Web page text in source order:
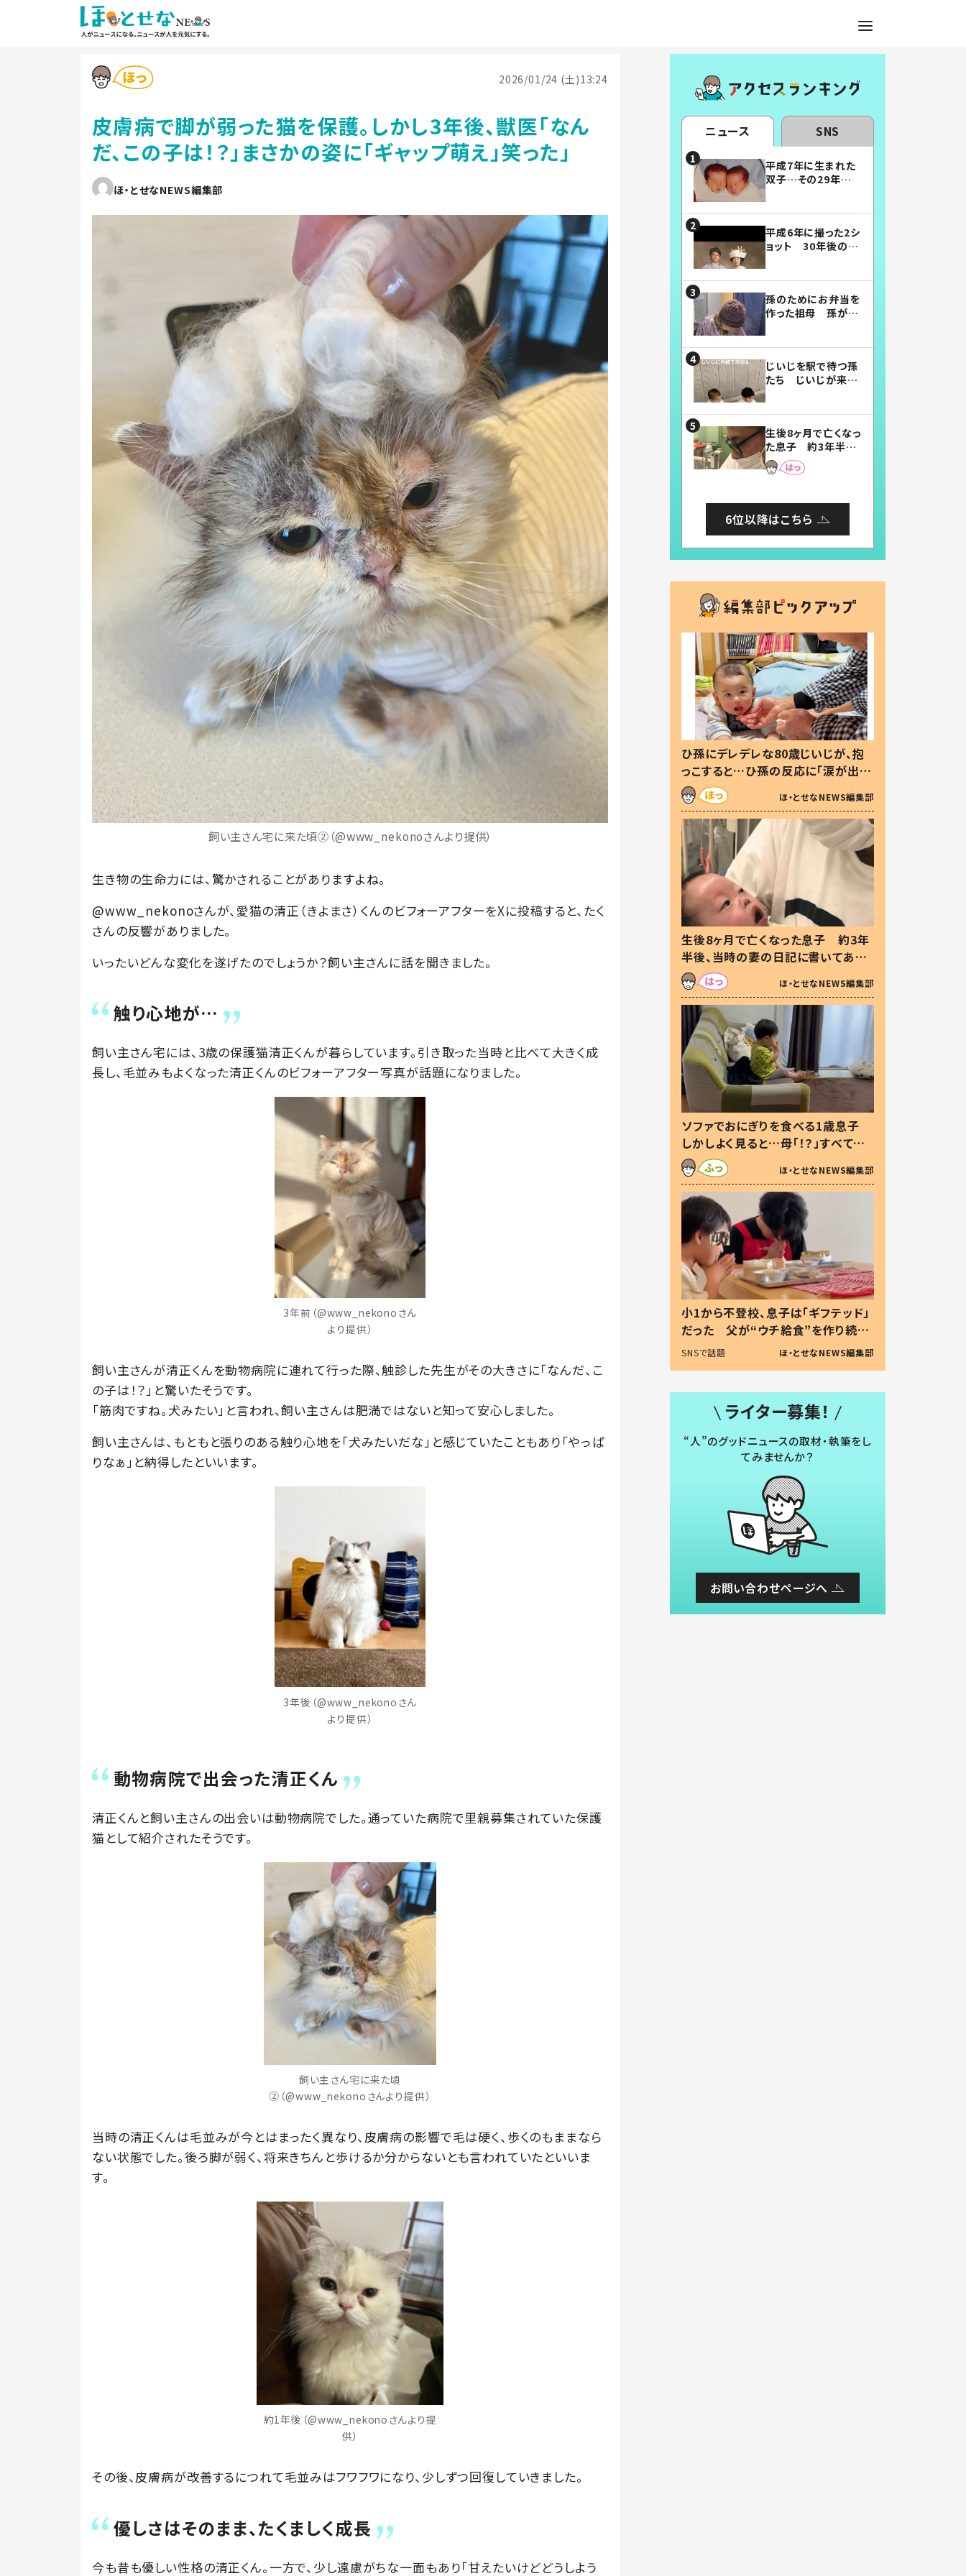
2026/01/24 (土)13:24
皮膚病で脚が弱った猫を保護。しかし3年後、獣医「なん
だ、この子は！？」まさかの姿に「ギャップ萌え」笑った」
ほ・とせなNEWS編集部
飼い主さん宅に来た頃②（@www_nekonoさんより提供）
生き物の生命力には、驚かされることがありますよね。
@www_nekonoさんが、愛猫の清正（きよまさ）くんのビフォーアフターをXに投稿すると、たく
さんの反響がありました。
いったいどんな変化を遂げたのでしょうか？飼い主さんに話を聞きました。
触り心地が…
飼い主さん宅には、3歳の保護猫清正くんが暮らしています。引き取った当時と比べて大きく成
長し、毛並みもよくなった清正くんのビフォーアフター写真が話題になりました。
3年前（@www_nekonoさん
より提供）
飼い主さんが清正くんを動物病院に連れて行った際、触診した先生がその大きさに「なんだ、こ
の子は！？」と驚いたそうです。
「筋肉ですね。犬みたい」と言われ、飼い主さんは肥満ではないと知って安心しました。
飼い主さんは、もともと張りのある触り心地を「犬みたいだな」と感じていたこともあり「やっぱ
りなぁ」と納得したといいます。
3年後（@www_nekonoさん
より提供）
動物病院で出会った清正くん
清正くんと飼い主さんの出会いは動物病院でした。通っていた病院で里親募集されていた保護
猫として紹介されたそうです。
飼い主さん宅に来た頃
②（@www_nekonoさんより提供）
当時の清正くんは毛並みが今とはまったく異なり、皮膚病の影響で毛は硬く、歩くのもままなら
ない状態でした。後ろ脚が弱く、将来きちんと歩けるか分からないとも言われていたといいま
す。
約1年後（@www_nekonoさんより提
供）
その後、皮膚病が改善するにつれて毛並みはフワフワになり、少しずつ回復していきました。
優しさはそのまま、たくましく成長
今も昔も優しい性格の清正くん。一方で、少し遠慮がちな一面もあり「甘えたいけどどうしよう
ニュース SNS
平成7年に生まれた
双子…その29年後
平成6年に撮った2シ
ョット 30年後の姿
孫のためにお弁当を
作った祖母 孫が絶
じいじを駅で待つ孫
たち じいじが来た
まらない」「幸せにな
れる」
生後8ヶ月で亡くなっ
た息子 約3年半
後、当時の妻の日記
に書いてあった本音
6位以降はこちら
ひ孫にデレデレな80歳じいじが、抱
っこすると…ひ孫の反応に「涙が出ま
した」「可愛くて仕方ない」
ほ・とせなNEWS編集部
生後8ヶ月で亡くなった息子 約3年
半後、当時の妻の日記に書いてあっ
た本音とは
ほ・とせなNEWS編集部
ソファでおにぎりを食べる1歳息子
しかしよく見ると…母「！？」すべてを
察した母の投稿に「可愛いから許
す！」「現行犯〜」
ほ・とせなNEWS編集部
小1から不登校、息子は「ギフテッド」
だった 父が“ウチ給食”を作り続け
る理由とは #令和の親 #令和の子
SNSで話題 ほ・とせなNEWS編集部
ライター募集！
“人”のグッドニュースの取材・執筆をし
てみませんか？
お問い合わせページへ